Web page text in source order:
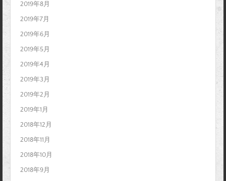
2019年8月
2019年7月
2019年6月
2019年5月
2019年4月
2019年3月
2019年2月
2019年1月
2018年12月
2018年11月
2018年10月
2018年9月